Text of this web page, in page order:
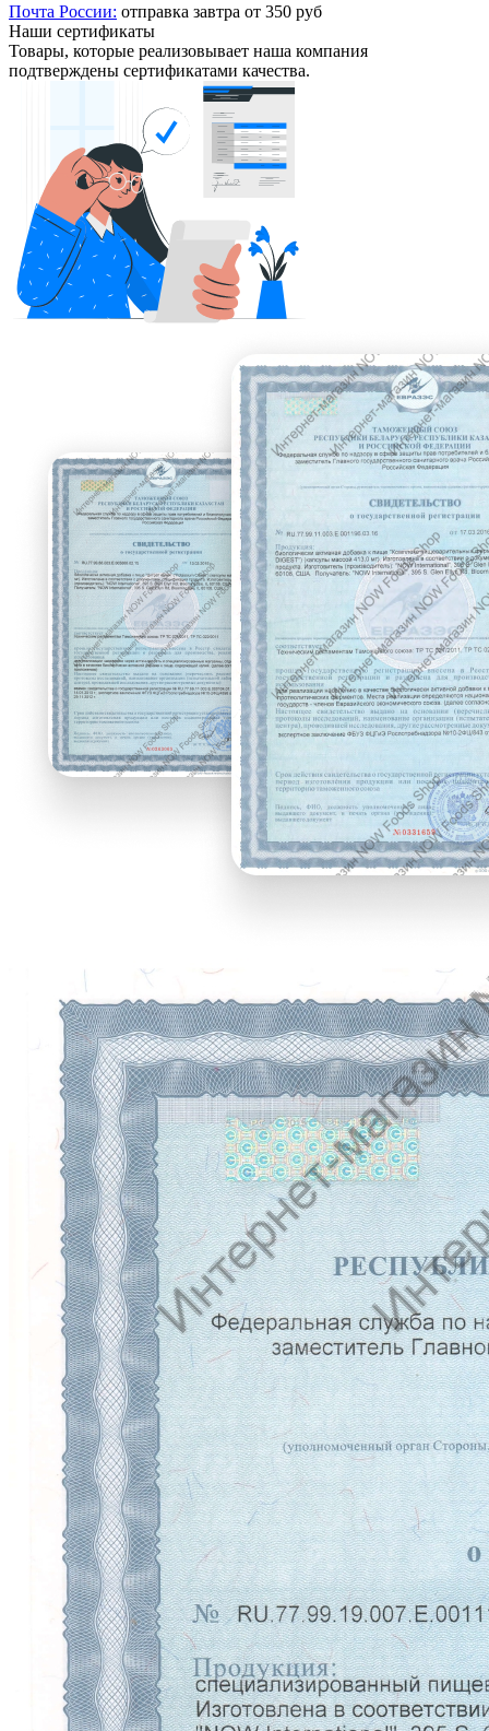
Почта России: отправка завтра от 350 руб
Наши сертификаты
Товары, которые реализовывает наша компания
подтверждены сертификатами качества.